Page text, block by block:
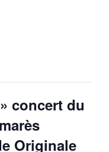
concert du
Originale